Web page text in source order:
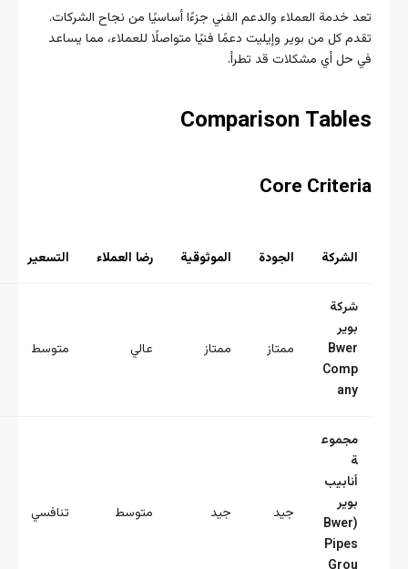
خدمة العملاء والدعم الفني جزءًا أساسيًا من نجاح الشركات.
كل من بوير وإيليت دعمًا فنيًا متواصلًا للعملاء، مما يساعد
أي مشكلات قد تطرأ.
Comparison
Core
الجودة الموثوقية رضا العملاء التسعير الابتكار
ممتاز ممتاز عالي
جيد جيد تنافسي